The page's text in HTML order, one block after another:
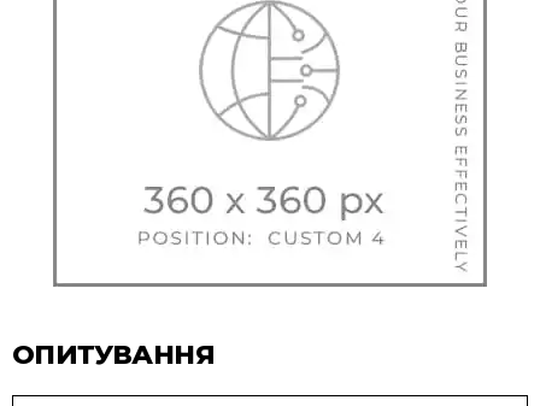
ОПИТУВАННЯ